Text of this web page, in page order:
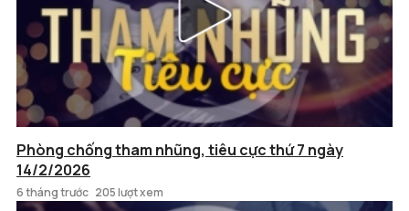
Phòng chống tham nhũng, tiêu cực thứ 7 ngày
14/2/2026
6 tháng trước 205 lượt xem